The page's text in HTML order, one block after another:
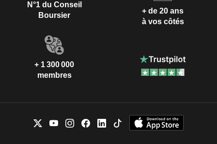
N°1 du Conseil
Boursier
+ de 20 ans
à vos côtés
+ 1 300 000
membres